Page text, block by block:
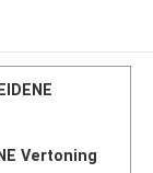
Vertoning